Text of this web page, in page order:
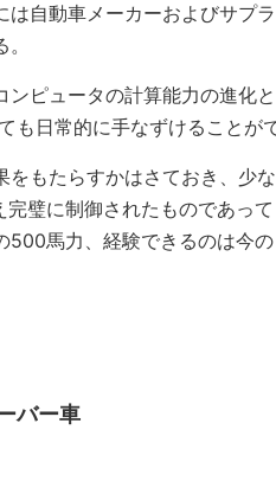
自動車メーカーおよびサプ
ピュータの計算能力の進化
日常的に手なずけることが
もたらすかはさておき、少
璧に制御されたものであっ
馬力、経験できるのは今の
バー車